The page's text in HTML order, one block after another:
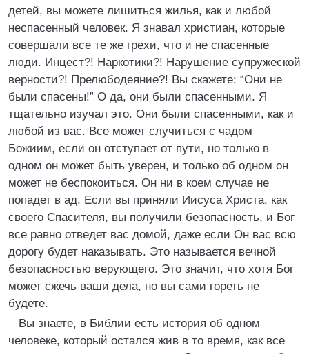
детей, вы можете лишиться жилья, как и любой
неспасенный человек. Я знавал христиан, которые
совершали все те же грехи, что и не спасенные
люди. Инцест?! Наркотики?! Нарушение супружеской
верности?! Прелюбодеяние?! Вы скажете: “Они не
были спасены!” О да, они были спасенными. Я
тщательно изучал это. Они были спасенными, как и
любой из вас. Все может случиться с чадом
Божиим, если он отступает от пути, но только в
одном он может быть уверен, и только об одном он
может не беспокоиться. Он ни в коем случае не
попадет в ад. Если вы приняли Иисуса Христа, как
своего Спасителя, вы получили безопасность, и Бог
все равно отведет вас домой, даже если Он вас всю
дорогу будет наказывать. Это называется вечной
безопасностью верующего. Это значит, что хотя Бог
может сжечь ваши дела, но вы сами гореть не
будете.
Вы знаете, в Библии есть история об одном
человеке, который остался жив в то время, как все